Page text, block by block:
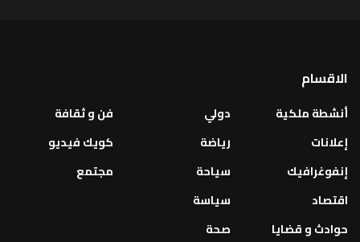
الاقسام
أنشطة ملكية
إعلانات
إنفوغرافيك
اقتصاد
حوادث و قضايا
دولي
رياضة
سياحة
سياسة
صحة
فن و ثقافة
كويك فيديو
مجتمع